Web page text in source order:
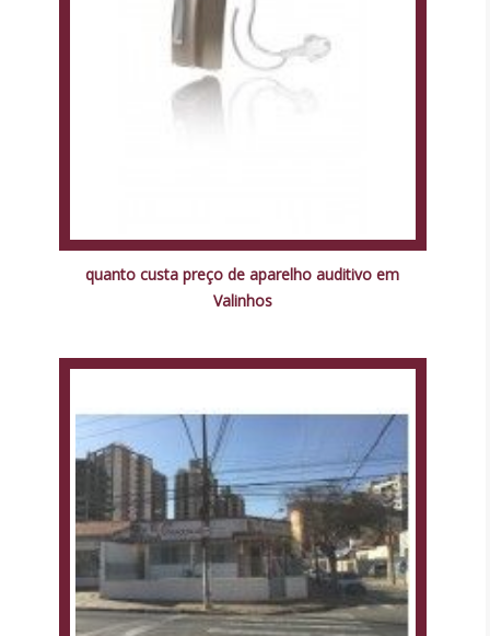
quanto custa preço de aparelho auditivo em
Valinhos